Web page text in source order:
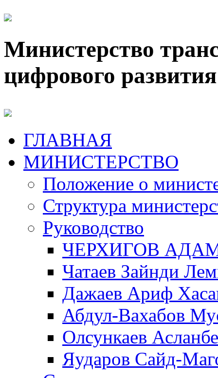
Министерство
цифрового
ГЛАВНАЯ
МИНИСТЕРСТВО
Положение о
Структура
Руководство
ЧЕРХИГОВ
Чатаев Зайнди
Дажаев Ариф
Абдул-Вахабов
Олсункаев
Яударов Сайд-